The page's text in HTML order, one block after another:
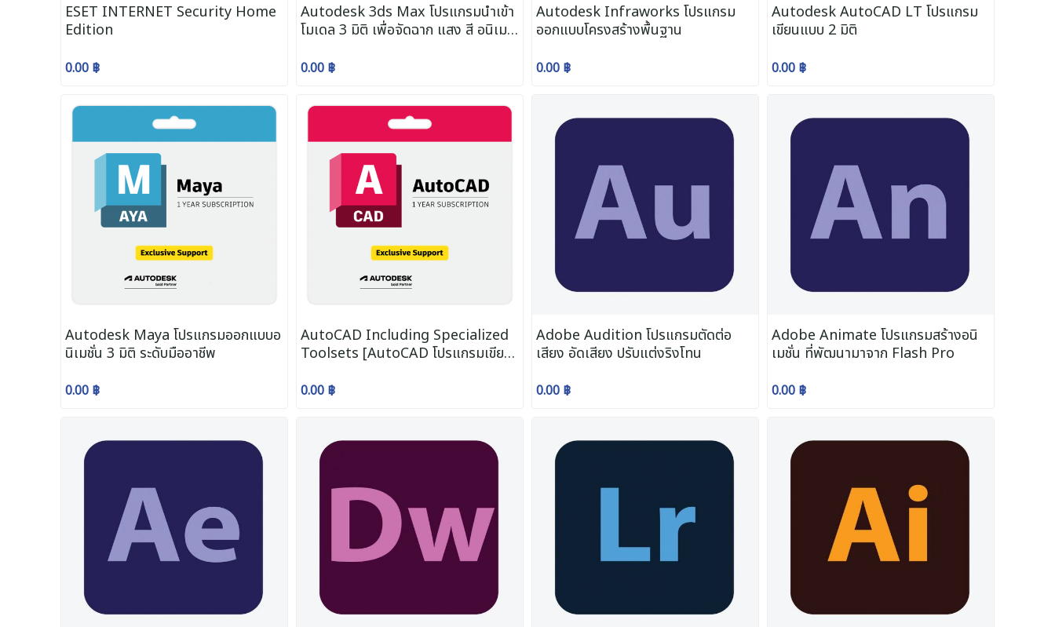
ESET INTERNET Security Home
Edition
0.00 ฿
Autodesk 3ds Max โปรแกรมนำเข้า
โมเดล 3 มิติ เพื่อจัดฉาก แสง สี อนิเม
0.00 ฿
Autodesk Infraworks โปรแกรม
ออกแบบโครงสร้างพื้นฐาน
0.00 ฿
Autodesk AutoCAD LT โปรแกรม
เขียนแบบ 2 มิติ
0.00 ฿
Autodesk Maya โปรแกรมออกแบบอ
นิเมชั่น 3 มิติ ระดับมืออาชีพ
0.00 ฿
AutoCAD Including Specialized
Toolsets [AutoCAD โปรแกรมเขียน
0.00 ฿
Adobe Audition โปรแกรมตัดต่อ
เสียง อัดเสียง ปรับแต่งริงโทน
0.00 ฿
Adobe Animate โปรแกรมสร้างอนิ
เมชั่น ที่พัฒนามาจาก Flash Pro
0.00 ฿